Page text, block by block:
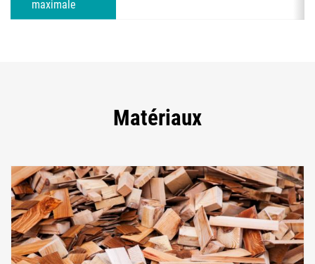
maximale
Matériaux